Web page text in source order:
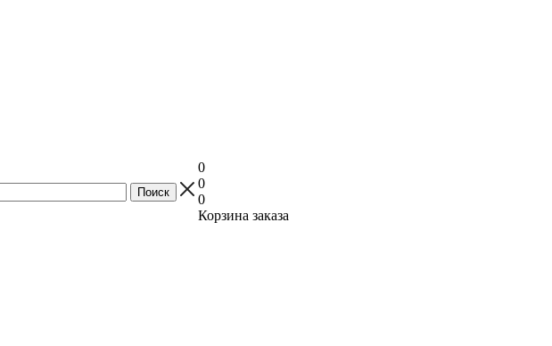
0
0
0
Корзина заказа